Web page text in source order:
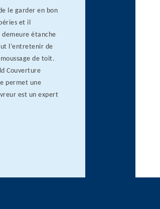
le garder en bon
et il
étanche
l’entretenir de
de toit.
Couverture
permet une
est un expert